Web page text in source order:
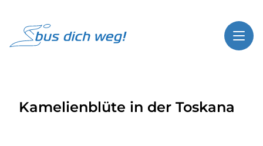
Highlights
Kamelienblüte in der Toskana